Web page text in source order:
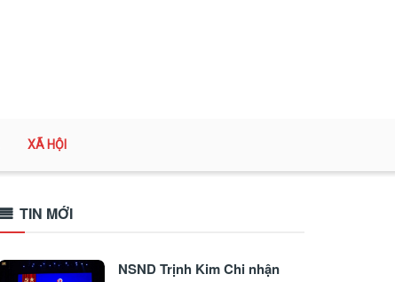
XÃ HỘI
TIN MỚI
NSND Trịnh Kim Chi nhận